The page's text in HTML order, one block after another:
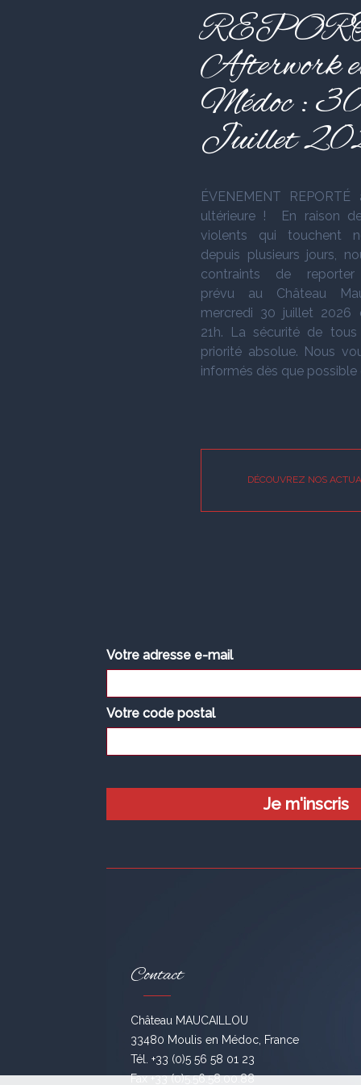
Afterwork
Médoc :
Juillet
ÉVENEMENT
ultérieure ! En raison
violents qui touchent
depuis plusieurs jours,
contraints de reporter
prévu au Château
mercredi 30 juillet 2026
21h. La sécurité de
priorité absolue. Nous
informés dès que possible
DÉCOUVREZ NOS
Votre adresse e-mail
Votre code postal
Contact
Château MAUCAILLOU
33480 Moulis en Médoc, France
Tél. +33 (0)5 56 58 01 23
Fax +33 (0)5.56.58.00.88